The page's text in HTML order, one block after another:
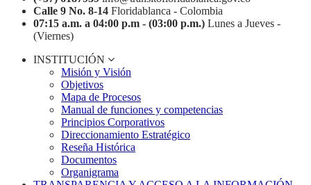
Calle 9 No. 8-14 Floridablanca - Colombia
07:15 a.m. a 04:00 p.m - (03:00 p.m.) Lunes a Jueves -
(Viernes)
INSTITUCIÓN
Misión y Visión
Objetivos
Mapa de Procesos
Manual de funciones y competencias
Principios Corporativos
Direccionamiento Estratégico
Reseña Histórica
Documentos
Organigrama